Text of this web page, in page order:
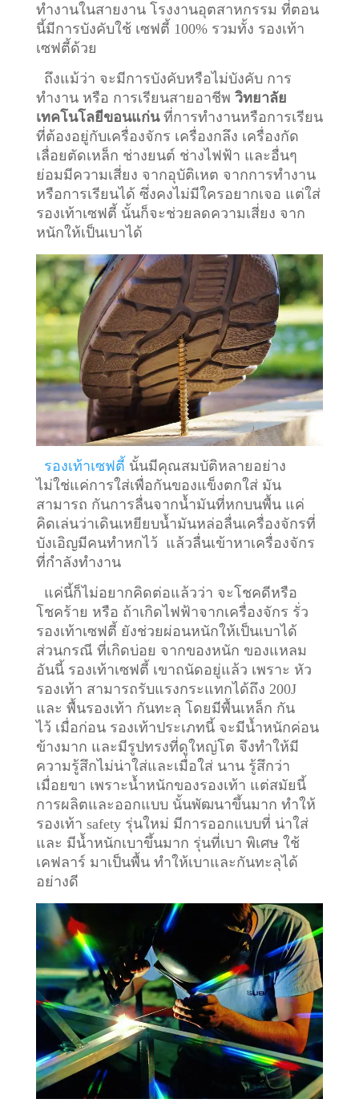
ทำงานในสายงาน โรงงานอุตสาหกรรม ที่ตอน
นี้มีการบังคับใช้ เซฟตี้ 100% รวมทั้ง รองเท้า
เซฟตี้ด้วย
ถึงแม้ว่า จะมีการบังคับหรือไม่บังคับ การ
ทำงาน หรือ การเรียนสายอาชีพ วิทยาลัย
เทคโนโลยีขอนแก่นที่การทำงานหรือการเรียน
ที่ต้องอยู่กับเครื่องจักร เครื่องกลึง เครื่องกัด
เลื่อยตัดเหล็ก ช่างยนต์ ช่างไฟฟ้า และอื่นๆ
ย่อมมีความเสี่ยง จากอุบัติเหต จากการทำงาน
หรือการเรียนได้ ซึ่งคงไม่มีใครอยากเจอ แต่ใส่
รองเท้าเซฟตี้ นั้นก็จะช่วยลดความเสี่ยง จาก
หนักให้เป็นเบาได้
รองเท้าเซฟตี้ นั้นมีคุณสมบัติหลายอย่าง
ไม่ใช่แค่การใส่เพื่อกันของแข็งตกใส่ มัน
สามารถ กันการลื่นจากน้ำมันที่หกบนพื้น แค่
คิดเล่นว่าเดินเหยียบน้ำมันหล่อลื่นเครื่องจักรที่
บังเอิญมีคนทำหกไว้ แล้วลื่นเข้าหาเครื่องจักร
ที่กำลังทำงาน
แค่นี้ก็ไม่อยากคิดต่อแล้วว่า จะโชคดีหรือ
โชคร้าย หรือ ถ้าเกิดไฟฟ้าจากเครื่องจักร รั่ว
รองเท้าเซฟตี้ ยังช่วยผ่อนหนักให้เป็นเบาได้
ส่วนกรณี ที่เกิดบ่อย จากของหนัก ของแหลม
อันนี้ รองเท้าเซฟตี้ เขาถนัดอยู่แล้ว เพราะ หัว
รองเท้า สามารถรับแรงกระแทกได้ถึง 200J
และ พื้นรองเท้า กันทะลุ โดยมีพื้นเหล็ก กัน
ไว้ เมื่อก่อน รองเท้าประเภทนี้ จะมีน้ำหนักค่อน
ข้างมาก และมีรูปทรงที่ดูใหญ่โต จึงทำให้มี
ความรู้สึกไม่น่าใส่และเมื่อใส่ นาน รู้สึกว่า
เมื่อยขา เพราะน้ำหนักของรองเท้า แต่สมัยนี้
การผลิตและออกแบบ นั้นพัฒนาขึ้นมาก ทำให้
รองเท้า safety รุ่นใหม่ มีการออกแบบที่ น่าใส่
และ มีน้ำหนักเบาขึ้นมาก รุ่นที่เบา พิเศษ ใช้
เคฟลาร์ มาเป็นพื้น ทำให้เบาและกันทะลุได้
อย่างดี